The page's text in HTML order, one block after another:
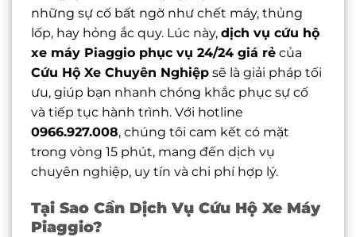
những sự cố bất ngờ như chết máy, thủng
lốp, hay hỏng ắc quy. Lúc này, dịch vụ cứu hộ
xe máy Piaggio phục vụ 24/24 giá rẻ của
Cứu Hộ Xe Chuyên Nghiệp sẽ là giải pháp tối
ưu, giúp bạn nhanh chóng khắc phục sự cố
và tiếp tục hành trình. Với hotline
0966.927.008, chúng tôi cam kết có mặt
trong vòng 15 phút, mang đến dịch vụ
chuyên nghiệp, uy tín và chi phí hợp lý.
Tại Sao Cần Dịch Vụ Cứu Hộ Xe Máy
Piaggio?